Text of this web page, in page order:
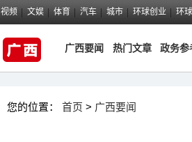
视频 文娱 体育 汽车 城市 环球创业 环
广西要闻 热门文章 政务参
您的位置： 首页 > 广西要闻